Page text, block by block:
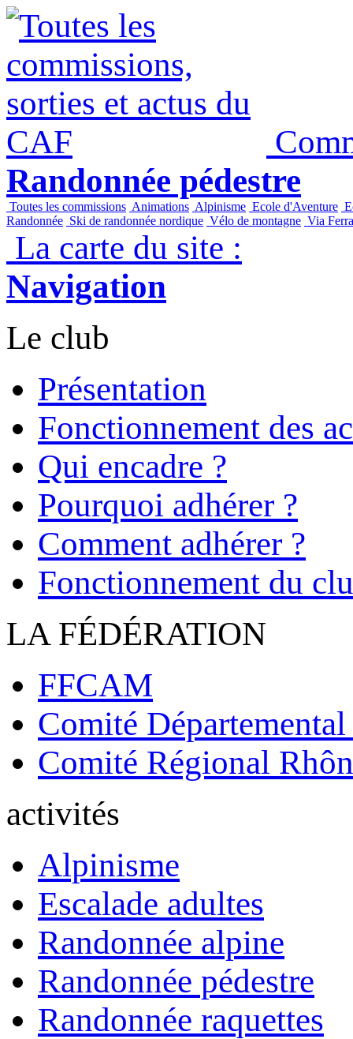
Randonnée pédestre
Toutes les commissions Animations Alpinisme Ecole d'Aventure
Randonnée Ski de randonnée nordique Vélo de montagne Via
La carte du site :
Navigation
Le club
Présentation
Fonctionnement des
Qui encadre ?
Pourquoi adhérer ?
Comment adhérer ?
Fonctionnement du
LA FÉDÉRATION
FFCAM
Comité
Comité Régional
activités
Alpinisme
Escalade adultes
Randonnée alpine
Randonnée pédestre
Randonnée raquettes